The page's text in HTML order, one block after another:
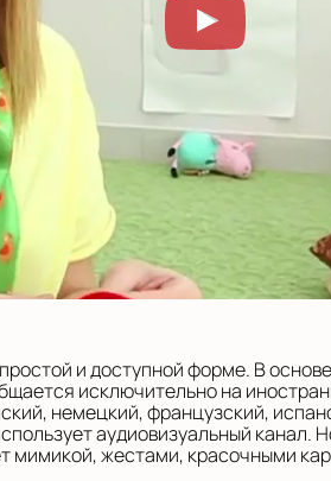
и доступной форме. В
исключительно на
немецкий, французский,
аудиовизуальный
мимикой, жестами, красочными